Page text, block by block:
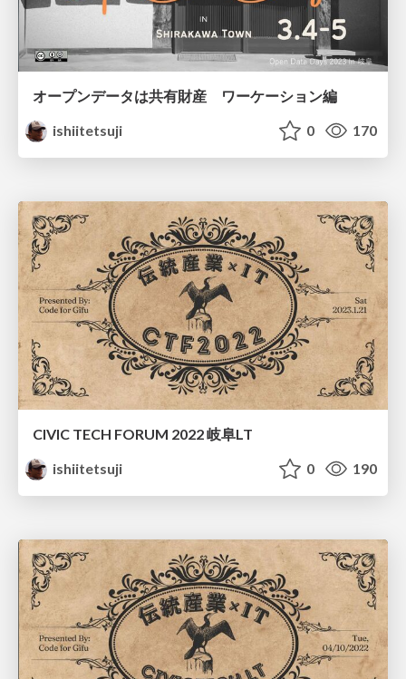
オープンデータは共有財産 ワーケーション編
ishiitetsuji
0 170
CIVIC TECH FORUM 2022 岐阜LT
ishiitetsuji
0 190